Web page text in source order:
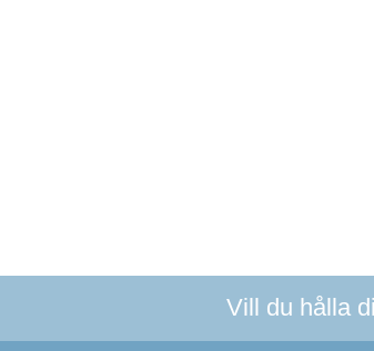
Vill du hålla